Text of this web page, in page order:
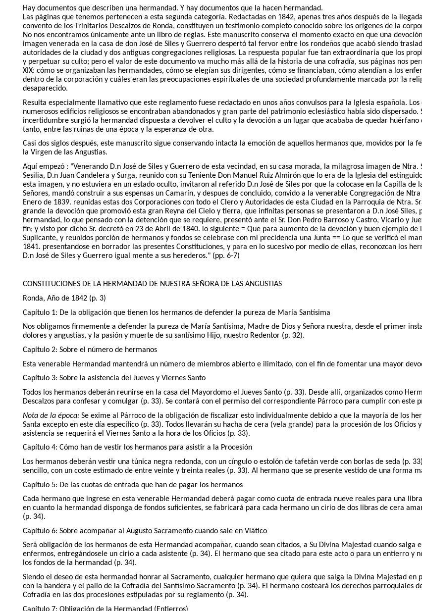
Hay documentos que describen una hermandad. Y hay documentos que la hacen hermandad.
Las páginas que tenemos pertenecen a esta segunda categoría. Redactadas en 1842, apenas tres años después de la
convento de los Trinitarios Descalzos de Ronda, constituyen un testimonio completo conocido sobre los orígenes de la
No nos encontramos únicamente ante un libro de reglas. Este manuscrito conserva el momento exacto en que una
imagen venerada en la casa de don José de Siles y Guerrero despertó tal fervor entre los rondeños que acabó siendo
autoridades de la ciudad y dos antiguas congregaciones religiosas. La respuesta popular fue tan extraordinaria que los
y perpetuar su culto; pero el valor de este documento va mucho más allá de la historia de una cofradía, sus páginas nos
XIX: cómo se organizaban las hermandades, cómo se elegían sus dirigentes, cómo se financiaban, cómo atendían a los
dentro de la corporación y cuáles eran las preocupaciones espirituales de una sociedad profundamente marcada por la
desaparecido.
Resulta especialmente llamativo que este reglamento fuese redactado en unos años convulsos para la Iglesia española.
numerosos edificios religiosos se encontraban abandonados y gran parte del patrimonio eclesiástico había sido
incertidumbre surgió la hermandad dispuesta a devolver el culto y la devoción a un lugar que acababa de quedar
tanto, entre las ruinas de una época y la esperanza de otra.
Casi dos siglos después, este manuscrito sigue conservando intacta la emoción de aquellos hermanos que, movidos por
la Virgen de las Angustias.
Aquí empezó : "Venerando D.n José de Siles y Guerrero de esta vecindad, en su casa morada, la milagrosa imagen de
Sesilia, D.n Juan Candelera y Surga, reunido con su Teniente Don Manuel Ruiz Almirón que lo era de la Iglesia del
esta imagen, y no estuviera en un estado oculto, invitaron al referido D.n José de Siles por que la colocase en la Capilla
Señores, mandó construir a sus espensas un Camarín, y despues de concluido, convido a la venerable Congregación de
Enero de 1839. reunidas estas dos Corporaciones con todo el Clero y Autoridades de esta Ciudad en la Parroquia de Ntra.
grande la devoción que promovió esta gran Reyna del Cielo y tierra, que infinitas personas se presentaron a D.n José
hermandad, lo que pensado con la detención que se requiere, presentó ante el Sr. Don Pedro Barroso y Castro, Vicario y
fin; y visto por dicho Sr. decretó en 23 de Abril de 1840. lo siguiente = Que para aumento de la devoción y buen ejemplo
Suplicante, y reunidos porción de hermanos y fondos se celebrase con mi precidencia una Junta == Lo que se verificó el
1841. presentandose en borrador las presentes Constituciones, y para en lo sucesivo por medio de ellas, reconozcan los
D.n José de Siles y Guerrero igual mente a sus herederos." (pp. 6-7)
CONSTITUCIONES DE LA HERMANDAD DE NUESTRA SEÑORA DE LAS ANGUSTIAS
Ronda, Año de 1842 (p. 3)
Capítulo 1: De la obligación que tienen los hermanos de defender la pureza de María Santísima
Nos obligamos firmemente a defender la pureza de María Santísima, Madre de Dios y Señora nuestra, desde el primer
dolores y angustias, y la pasión y muerte de su santísimo Hijo, nuestro Redentor (p. 32).
Capítulo 2: Sobre el número de hermanos
Esta venerable Hermandad mantendrá un número de miembros abierto e ilimitado, con el fin de fomentar una mayor
Capítulo 3: Sobre la asistencia del Jueves y Viernes Santo
Todos los hermanos deberán reunirse en la casa del Mayordomo el Jueves Santo (p. 33). Desde allí, organizados como
Descalzos para confesar y comulgar (p. 33). Se contará con el permiso del correspondiente Párroco para cumplir con este
Nota de la época:Se exime al Párroco de la obligación de fiscalizar esto individualmente debido a que la mayoría de los
Santa excepto en este día específico (p. 33). Todos llevarán su hacha de cera (vela grande) para la procesión de los
asistencia se requerirá el Viernes Santo a la hora de los Oficios (p. 33).
Capítulo 4: Cómo han de vestir los hermanos para asistir a la Procesión
Los hermanos deberán vestir una túnica negra redonda, con un cíngulo o estolón de tafetán verde con borlas de seda (p.
sencillo, con un coste estimado de entre veinte y treinta reales (p. 33). Al hermano que se presente vestido de una forma
Capítulo 5: De las cuotas de entrada que han de pagar los hermanos
Cada hermano que ingrese en esta venerable Hermandad deberá pagar como cuota de entrada nueve reales para una
en cuanto la hermandad disponga de fondos suficientes, se fabricará para cada hermano un cirio de dos libras de cera
(p. 34).
Capítulo 6: Sobre acompañar al Augusto Sacramento cuando sale en Viático
Será obligación de los hermanos de esta Hermandad acompañar, cuando sean citados, a Su Divina Majestad cuando
enfermos, entregándosele un cirio a cada asistente (p. 34). El hermano que sea citado para este acto o para un entierro y
los fondos de la hermandad (p. 34).
Siendo el deseo de esta hermandad honrar al Sacramento, cualquier hermano que quiera que salga la Divina Majestad
con la bandera y el palio de la Cofradía del Santísimo Sacramento (p. 34). El hermano costeará los derechos parroquiales
Cofradía en las dos procesiones estipuladas por su reglamento (p. 34).
Capítulo 7: Obligación de la Hermandad (Entierros)